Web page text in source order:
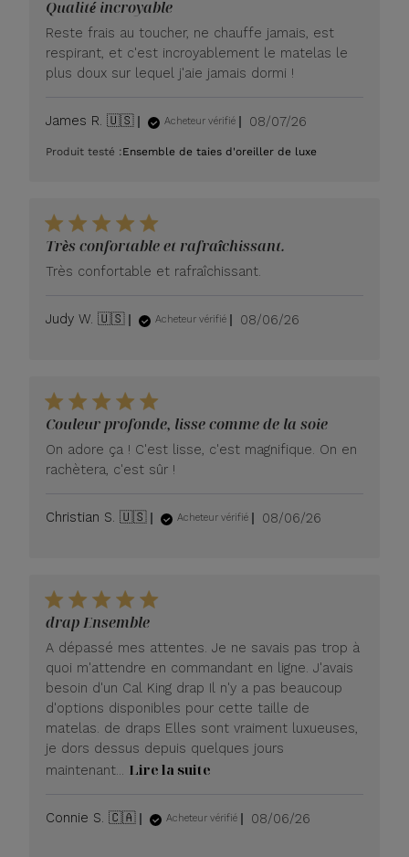
Qualité incroyable
Reste frais au toucher, ne chauffe jamais, est
respirant, et c'est incroyablement le matelas le
plus doux sur lequel j'aie jamais dormi !
James R. 🇺🇸 Acheteur vérifié
Date
publication
08/07/26
Produit testé :Ensemble de taies d'oreiller de luxe
Très confortable et rafraîchissant.
Très confortable et rafraîchissant.
Judy W. 🇺🇸 Acheteur vérifié
Date
08/06/26
Couleur profonde, lisse comme de la soie
On adore ça ! C'est lisse, c'est magnifique. On en
rachètera, c'est sûr !
Christian S. 🇺🇸 Acheteur vérifié
Date
08/06/26
drap Ensemble
A dépassé mes attentes. Je ne savais pas trop à
quoi m'attendre en commandant en ligne. J'avais
besoin d'un Cal King drap Il n'y a pas beaucoup
d'options disponibles pour cette taille de
matelas. de draps Elles sont vraiment luxueuses,
je dors dessus depuis quelques jours
maintenant... Lire la suite
Connie S. 🇨🇦 Acheteur vérifié
Date
08/06/26